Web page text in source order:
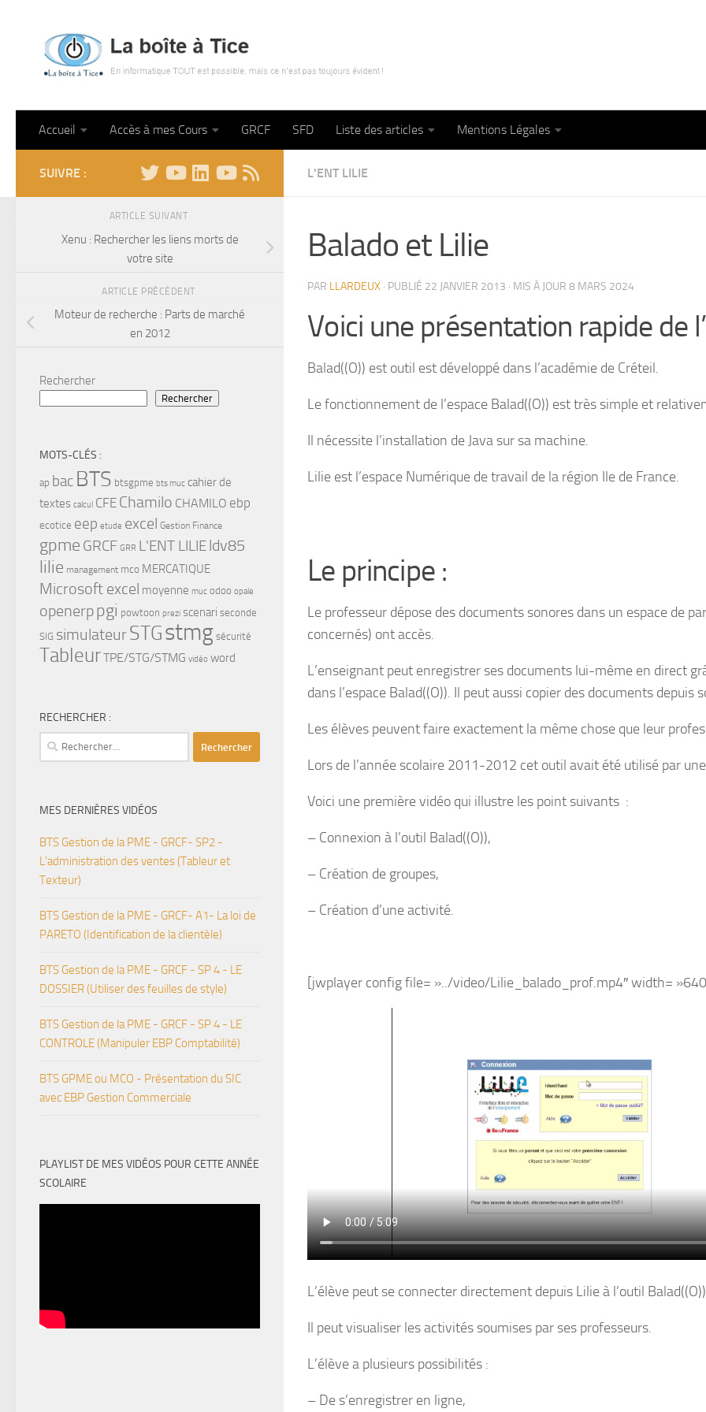
Accueil Accès à mes Cours GRCF SFD Liste des articles Mentions Légales
L'ENT LILIE
Balado et Lilie
PAR LLARDEUX · PUBLIÉ 22 JANVIER 2013 · MIS À JOUR 8 MARS 2024
Voici une présentation rapide de
Balad((O)) est outil est développé dans l’académie de Créteil.
Le fonctionnement de l’espace Balad((O)) est très simple et
Il nécessite l’installation de Java sur sa machine.
Lilie est l’espace Numérique de travail de la région Ile de France.
Le principe :
Le professeur dépose des documents sonores dans un espace de
concernés) ont accès.
L’enseignant peut enregistrer ses documents lui-même en direct
dans l’espace Balad((O)). Il peut aussi copier des documents depuis
Les élèves peuvent faire exactement la même chose que leur
Lors de l’année scolaire 2011-2012 cet outil avait été utilisé par
Voici une première vidéo qui illustre les point suivants :
– Connexion à l’outil Balad((O)),
– Création de groupes,
– Création d’une activité.
[jwplayer config file= »../video/Lilie_balado_prof.mp4″ width=
L’élève peut se connecter directement depuis Lilie à l’outil
Il peut visualiser les activités soumises par ses professeurs.
L’élève a plusieurs possibilités :
– De s’enregistrer en ligne,
SUIVRE :
ARTICLE SUIVANT
Xenu : Rechercher les liens morts de
votre site
ARTICLE PRÉCÉDENT
Moteur de recherche : Parts de marché
en 2012
Rechercher
Rechercher
MOTS-CLÉS :
ap bac BTS btsgpme bts muc cahier de
textes calcul CFE Chamilo CHAMILO ebp
ecotice eep etude excel Gestion Finance
gpme GRCF GRR L'ENT LILIEldv85
lilie management mco MERCATIQUE
Microsoft excel moyenne muc odoo opale
openerppgi powtoon prezi scenari seconde
SIG simulateurSTGstmg sécurité
TableurTPE/STG/STMG vidéo word
RECHERCHER :
Rechercher :
MES DERNIÈRES VIDÉOS
BTS Gestion de la PME - GRCF- SP2 -
L'administration des ventes (Tableur et
Texteur)
BTS Gestion de la PME - GRCF- A1- La loi de
PARETO (Identification de la clientèle)
BTS Gestion de la PME - GRCF - SP 4 - LE
DOSSIER (Utiliser des feuilles de style)
BTS Gestion de la PME - GRCF - SP 4 - LE
CONTROLE (Manipuler EBP Comptabilité)
BTS GPME ou MCO - Présentation du SIC
avec EBP Gestion Commerciale
PLAYLIST DE MES VIDÉOS POUR CETTE ANNÉE
SCOLAIRE